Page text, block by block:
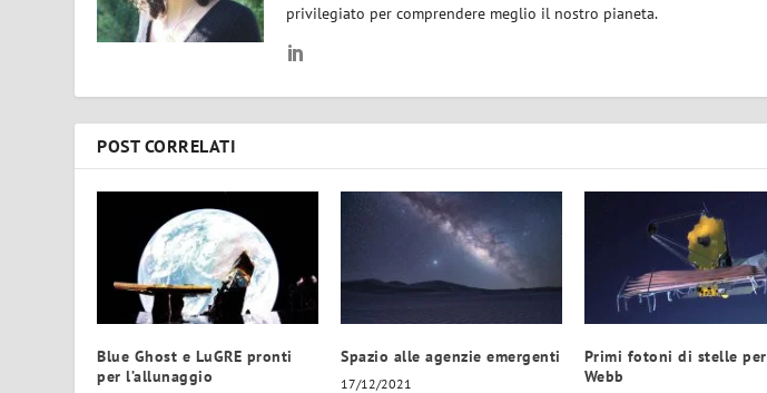
privilegiato per comprendere meglio il nostro pianeta.
POST CORRELATI
Blue Ghost e LuGRE pronti
per l’allunaggio
Spazio alle agenzie emergenti
17/12/2021
Primi fotoni di stelle per
Webb